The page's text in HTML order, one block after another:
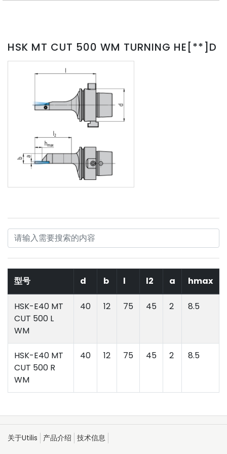
HSK MT CUT 500 WM TURNING HE[**]D
型号 d b l l2 a hmax
HSK-E40 MT
CUT 500 L
WM
40 12 75 45 2 8.5
HSK-E40 MT
CUT 500 R
WM
40 12 75 45 2 8.5
关于Utilis 产品介绍 技术信息